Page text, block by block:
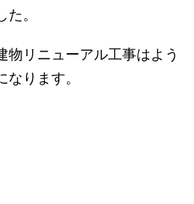
。
物リニューアル工事はよう
ります。